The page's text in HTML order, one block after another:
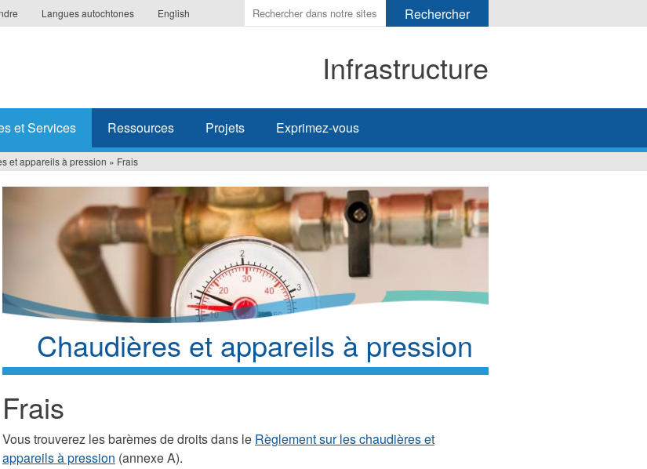
Langues autochtones English
Indiquer
les
Infrastructure
et Services Ressources Projets Exprimez-vous
et appareils à pression » Frais
Chaudières et appareils à pression
Frais
Vous trouverez les barèmes de droits dans le Règlement sur les chaudières et
appareils à pression (annexe A).